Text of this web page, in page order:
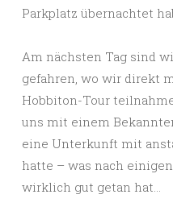
Parkplatz übernachtet
Am nächsten Tag sind
gefahren, wo wir direkt
Hobbiton-Tour
uns mit einem
eine Unterkunft mit
hatte – was nach
wirklich gut getan hat…